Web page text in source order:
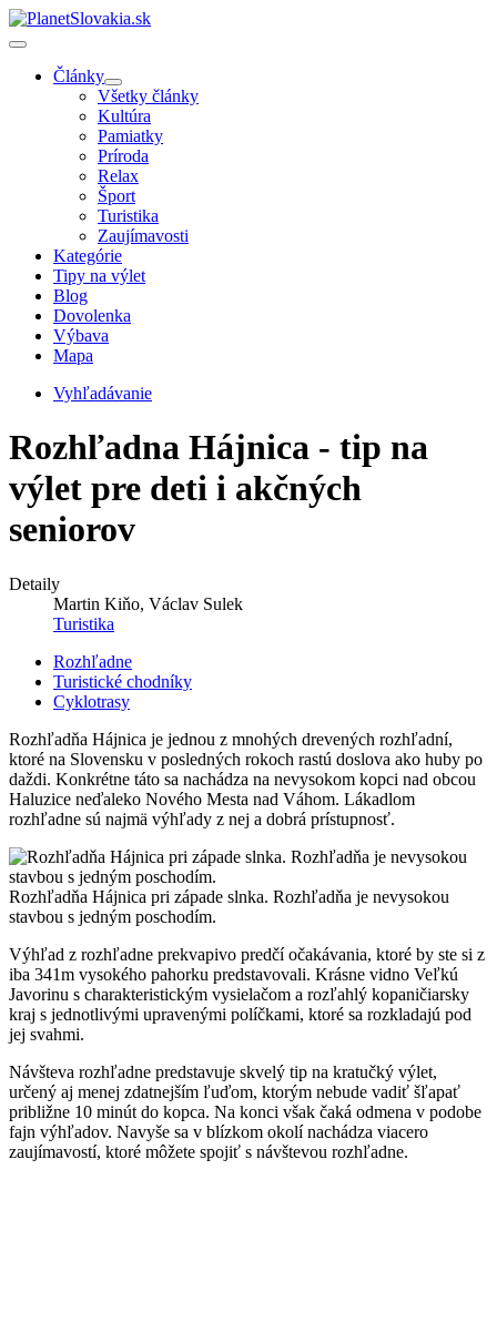
Články
Všetky články
Kultúra
Pamiatky
Príroda
Relax
Šport
Turistika
Zaujímavosti
Kategórie
Tipy na výlet
Blog
Dovolenka
Výbava
Mapa
Vyhľadávanie
Rozhľadna Hájnica - tip na
výlet pre deti i akčných
seniorov
Detaily
Martin Kiňo, Václav Sulek
Turistika
Rozhľadne
Turistické chodníky
Cyklotrasy
Rozhľadňa Hájnica je jednou z mnohých drevených rozhľadní,
ktoré na Slovensku v posledných rokoch rastú doslova ako huby po
daždi. Konkrétne táto sa nachádza na nevysokom kopci nad obcou
Haluzice neďaleko Nového Mesta nad Váhom. Lákadlom
rozhľadne sú najmä výhľady z nej a dobrá prístupnosť.
Rozhľadňa Hájnica pri západe slnka. Rozhľadňa je nevysokou
stavbou s jedným poschodím.
Výhľad z rozhľadne prekvapivo predčí očakávania, ktoré by ste si z
iba 341m vysokého pahorku predstavovali. Krásne vidno Veľkú
Javorinu s charakteristickým vysielačom a rozľahlý kopaničiarsky
kraj s jednotlivými upravenými políčkami, ktoré sa rozkladajú pod
jej svahmi.
Návšteva rozhľadne predstavuje skvelý tip na kratučký výlet,
určený aj menej zdatnejším ľuďom, ktorým nebude vadiť šľapať
približne 10 minút do kopca. Na konci však čaká odmena v podobe
fajn výhľadov. Navyše sa v blízkom okolí nachádza viacero
zaujímavostí, ktoré môžete spojiť s návštevou rozhľadne.